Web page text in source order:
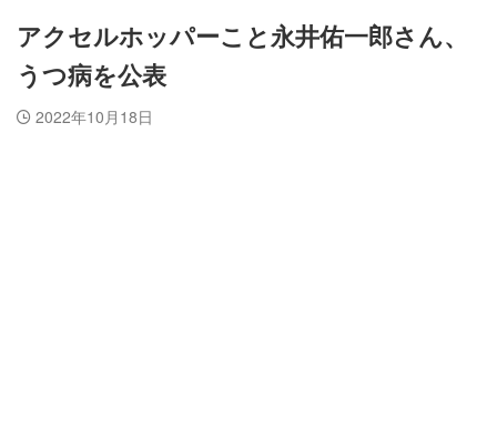
アクセルホッパーこと永井佑一郎さん、
うつ病を公表
2022年10月18日